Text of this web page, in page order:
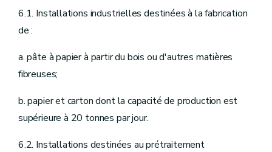
6.1. Installations industrielles destinées à la fabrication
de :
a. pâte à papier à partir du bois ou d'autres matières
fibreuses;
b. papier et carton dont la capacité de production est
supérieure à 20 tonnes par jour.
6.2. Installations destinées au prétraitement